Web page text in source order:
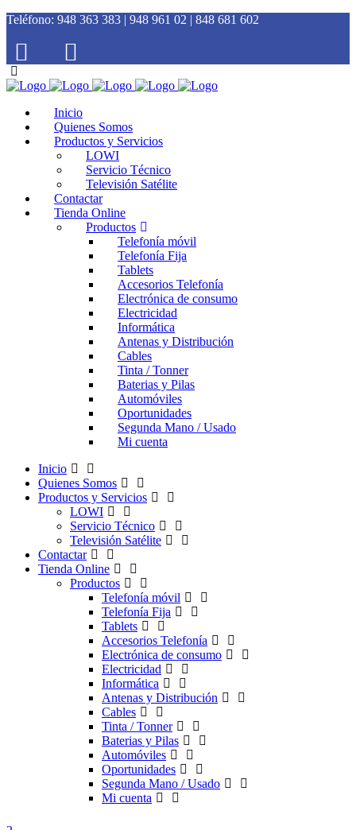
Teléfono: 948 363 383 | 948 961 02 | 848 681 602
Inicio
Quienes Somos
Productos y Servicios
LOWI
Servicio Técnico
Televisión Satélite
Contactar
Tienda Online
Productos
Telefonía móvil
Telefonía Fija
Tablets
Accesorios Telefonía
Electrónica de consumo
Electricidad
Informática
Antenas y Distribución
Cables
Tinta / Tonner
Baterias y Pilas
Automóviles
Oportunidades
Segunda Mano / Usado
Mi cuenta
Inicio
Quienes Somos
Productos y Servicios
LOWI
Servicio Técnico
Televisión Satélite
Contactar
Tienda Online
Productos
Telefonía móvil
Telefonía Fija
Tablets
Accesorios Telefonía
Electrónica de consumo
Electricidad
Informática
Antenas y Distribución
Cables
Tinta / Tonner
Baterias y Pilas
Automóviles
Oportunidades
Segunda Mano / Usado
Mi cuenta